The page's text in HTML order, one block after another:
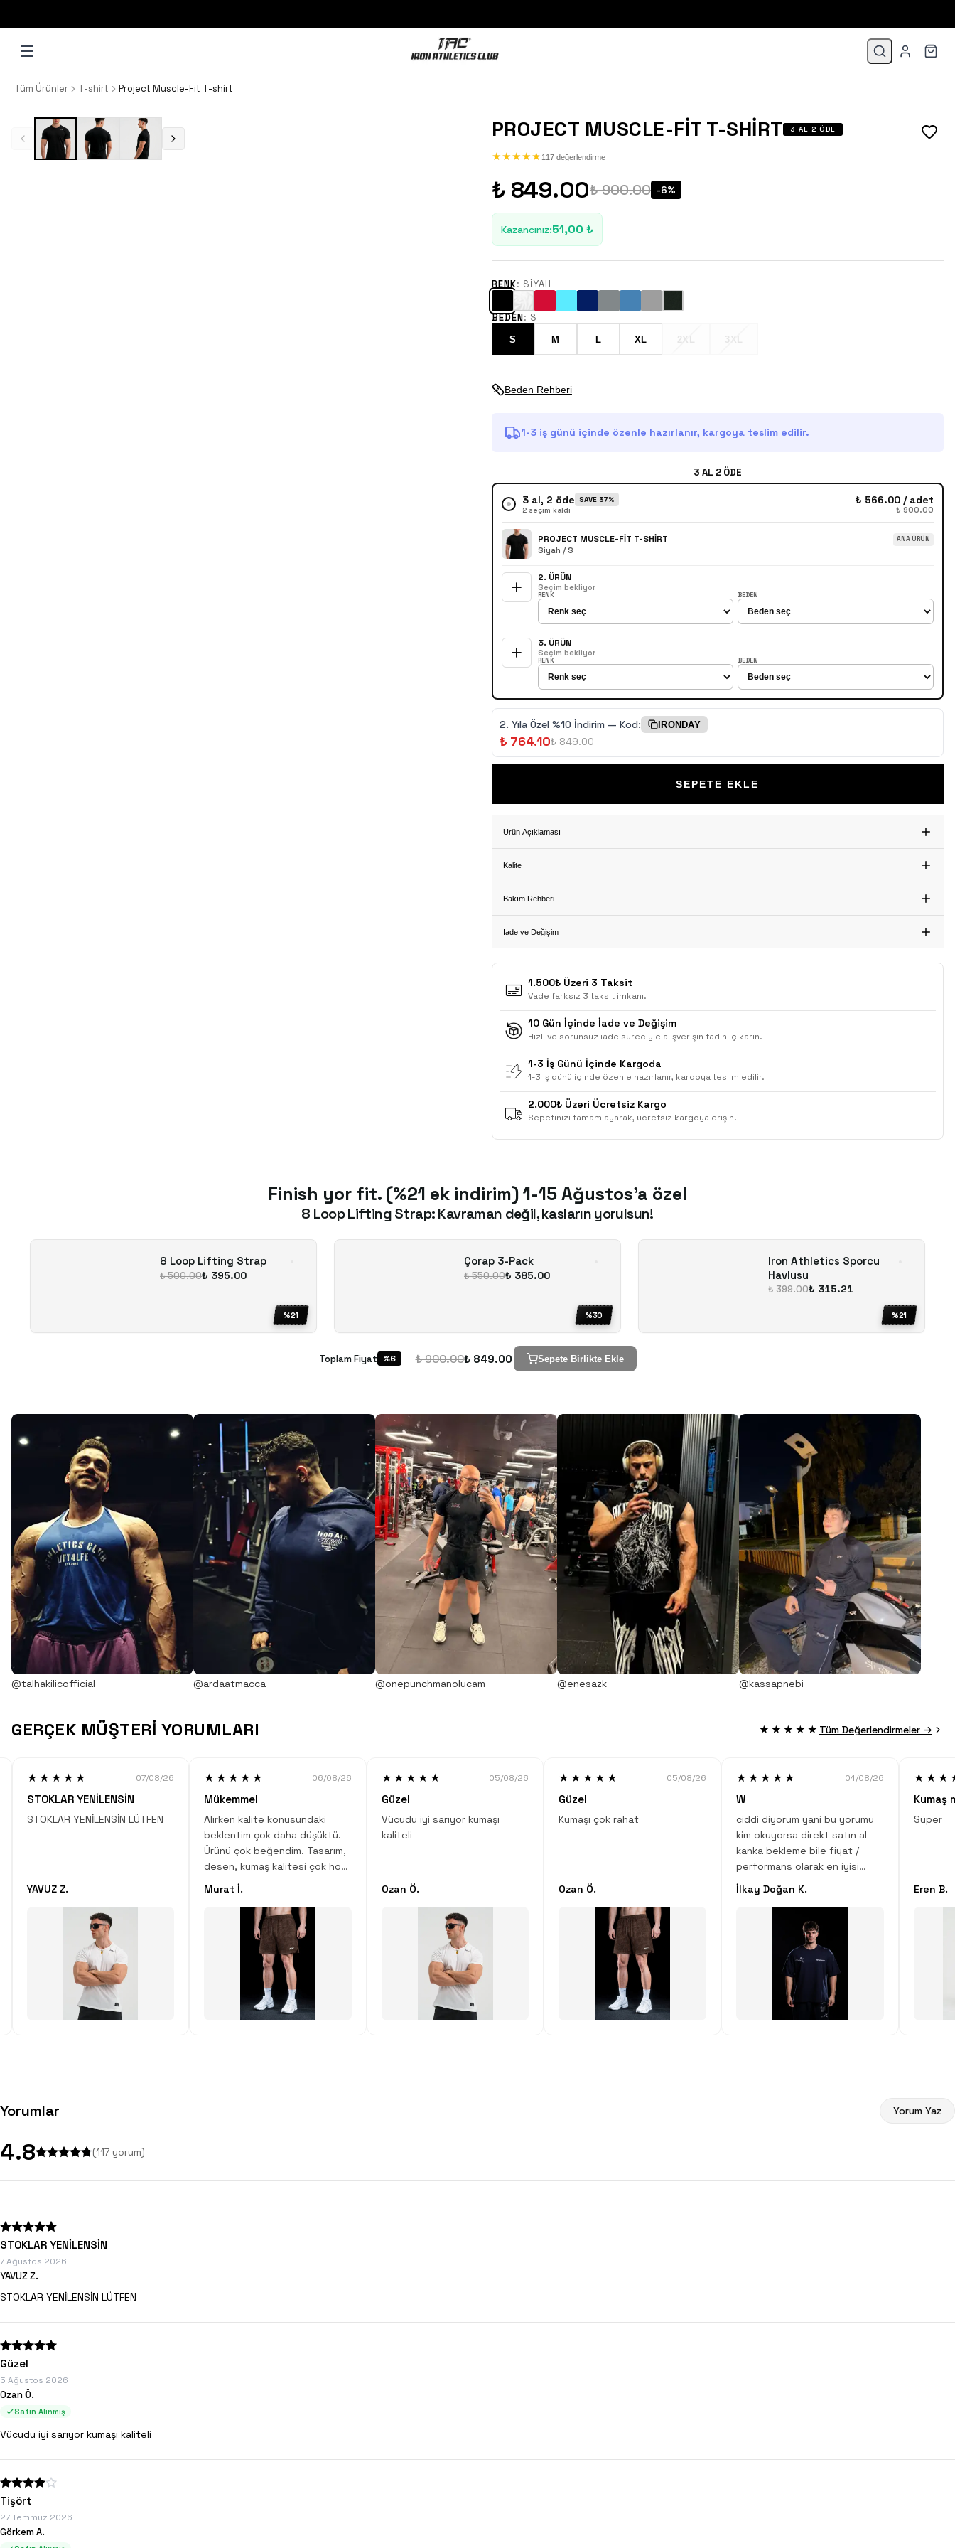
Tüm Ürünler T-shirt Project Muscle-Fit T-shirt
PROJECT MUSCLE-FIT T-SHIRT 3 AL 2 ÖDE
★
★★
★★
★★
★★
★ 117 değerlendirme
₺ 849.00₺ 900.00 -6%
Kazancınız:51,00 ₺
RENK: SIYAH
BEDEN: S
S M L XL 2XL 3XL
Beden Rehberi
1-3 iş günü içinde özenle hazırlanır, kargoya teslim edilir.
3 AL 2ÖDE
3al, 2 öde SAVE 37%
2 seçim kaldı
₺ 566.00/ adet
₺ 900.00
PROJECT MUSCLE-FIT T-SHIRT ANA ÜRÜN
Siyah / S
2. ÜRÜN
Seçim bekliyor
RENK BEDEN
3. ÜRÜN
Seçim bekliyor
RENK BEDEN
2.⁠ ⁠Yıla Özel %10 İndirim — Kod: IRONDAY
₺ 764.10₺ 849.00
SEPETE EKLE
Ürün Açıklaması
Kalite
Bakım Rehberi
İade ve Değişim
1.500₺ Üzeri 3 Taksit
Vade farksız 3 taksit imkanı.
10 Gün İçinde İade ve Değişim
Hızlı ve sorunsuz iade süreciyle alışverişin tadını çıkarın.
1-3 İş Günü İçinde Kargoda
1-3 iş günü içinde özenle hazırlanır, kargoya teslim edilir.
2.000₺ Üzeri Ücretsiz Kargo
Sepetinizi tamamlayarak, ücretsiz kargoya erişin.
Finish yor fit. (%21 ek indirim) 1-15 Ağustos'a özel
8 Loop Lifting Strap: Kavraman değil, kasların yorulsun!
8 Loop Lifting Strap
₺ 500.00₺ 395.00
%21
Çorap 3-Pack
₺ 550.00₺ 385.00
%30
Iron Athletics Sporcu
Havlusu
₺ 399.00₺ 315.21
%21
Toplam Fiyat %6 ₺ 900.00₺ 849.00 Sepete Birlikte Ekle
@talhakilicofficial @ardaatmacca @onepunchmanolucam @enesazk @kassapnebi
GERÇEK MÜŞTERİ YORUMLARI ★★★★★ Tüm Değerlendirmeler →
★★★★★ 07/08/26
STOKLAR YENİLENSİN
STOKLAR YENİLENSİN LÜTFEN
YAVUZ Z.
★★★★★ 06/08/26
Mükemmel
Alırken kalite konusundaki
beklentim çok daha düşüktü.
Ürünü çok beğendim. Tasarım,
desen, kumaş kalitesi çok hoş.
Çok iyi iş çıkartmışlar.
Murat İ.
★★★★★ 05/08/26
Güzel
Vücudu iyi sarıyor kumaşı
kaliteli
Ozan Ö.
★★★★★ 05/08/26
Güzel
Kumaşı çok rahat
Ozan Ö.
★★★★★ 04/08/26
W
ciddi diyorum yani bu yorumu
kim okuyorsa direkt satın al
kanka bekleme bile fiyat /
performans olarak en iyisi
sana ciddi diyorum bir çok
spor markasının ürününü
kaliteli yapanı görmedim hatta
git ve diğerleri bak kimse
kumaş içeriklerini bu kadar
detaylı vermezler çünkü
onlarda biliyor kaliteli bir
ürünlerinin olmadığını emin ol
direkt satın al !
İlkay Doğan K.
Kumaş
Süper
Eren B.
Yorumlar Yorum Yaz
4.8 (117 yorum)
STOKLAR YENİLENSİN
7 Ağustos 2026
YAVUZ Z.
STOKLAR YENİLENSİN LÜTFEN
Güzel
5 Ağustos 2026
Ozan Ö.
Satın Alınmış
Vücudu iyi sarıyor kumaşı kaliteli
Tişört
27 Temmuz 2026
Görkem A.